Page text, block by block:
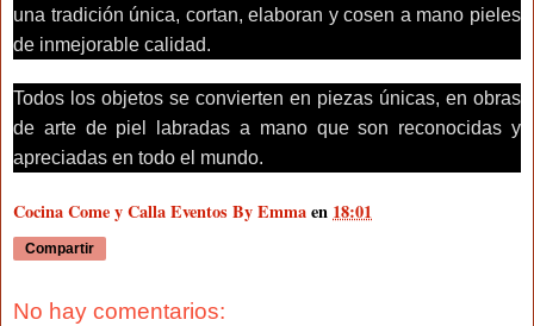
una tradición única, cortan, elaboran y cosen a mano pieles
de inmejorable calidad.
Todos los objetos se convierten en piezas únicas, en obras
de arte de piel labradas a mano que son reconocidas y
apreciadas en todo el mundo.
Cocina Come y Calla Eventos By Emmaen18:01
Compartir
No hay comentarios: